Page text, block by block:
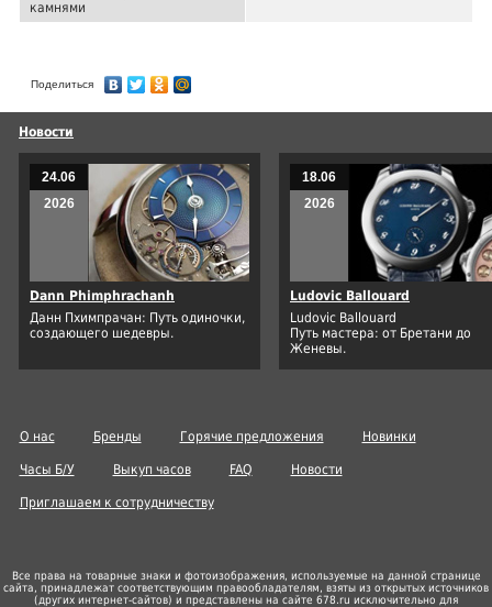
камнями
Поделиться
Новости
24.06
2026
Dann Phimphrachanh
Данн Пхимпрачан: Путь одиночки,
создающего шедевры.
18.06
2026
Ludovic Ballouard
Ludovic Ballouard
Путь мастера: от Бретани до
Женевы.
О нас Бренды Горячие предложения Новинки
Часы Б/У Выкуп часов FAQ Новости
Приглашаем к сотрудничеству
Все права на товарные знаки и фотоизображения, используемые на данной странице
сайта, принадлежат соответствующим правообладателям, взяты из открытых источников
(других интернет-сайтов) и представлены на сайте 678.ru исключительно для